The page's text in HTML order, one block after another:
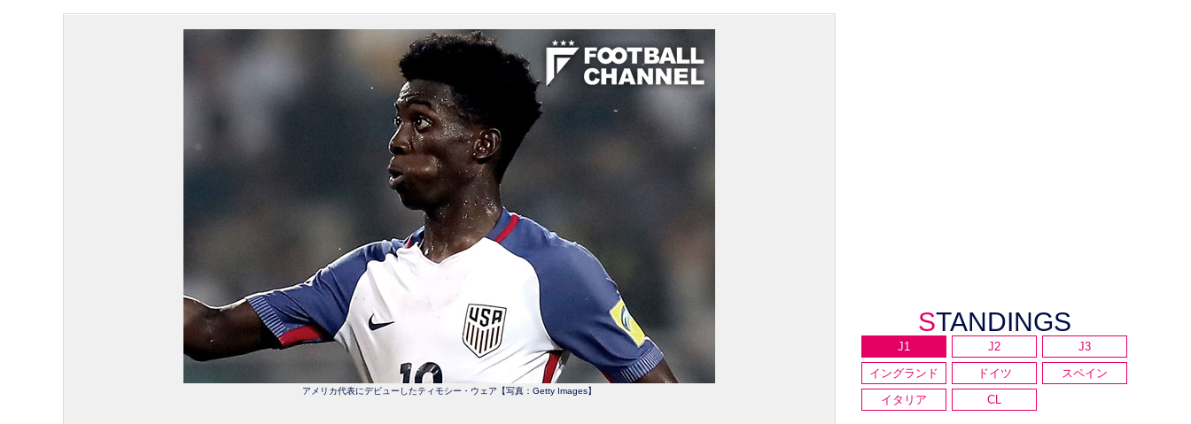
アメリカ代表にデビューしたティモシー・ウェア【写真：Getty Images】
STANDINGS
J1 J2
J3
イングランド
ドイツ
スペイン
イタリア
CL